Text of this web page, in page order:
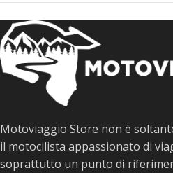
Motoviaggio Store non è
il motocilista appassionato di
soprattutto un punto di